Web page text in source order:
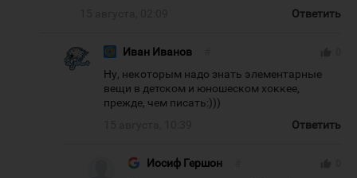
Ответить
Иван Иванов
Ну, некоторым надо знать элементарные
вещи в детском и юношеском хоккее,
прежде, чем писать:)))
Ответить
Иосиф Гершон